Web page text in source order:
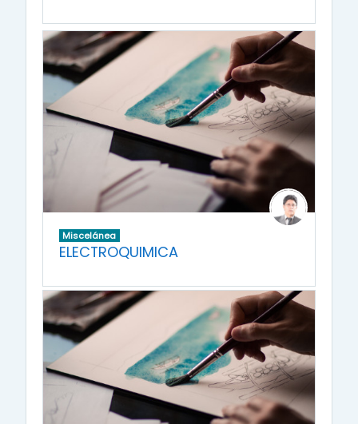
Miscelánea
ELECTROQUIMICA